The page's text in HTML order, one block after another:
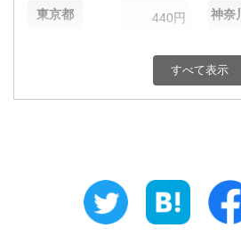
東京都 440円 神奈
440円 富山
440円 三
すべて表示